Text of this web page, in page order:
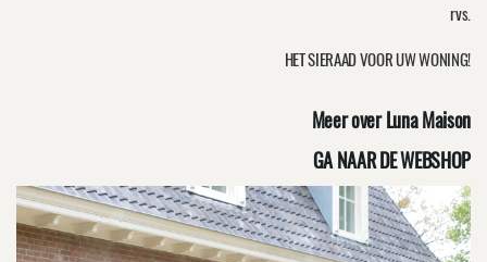
rvs.
HET SIERAAD VOOR UW WONING!
Meer over Luna Maison
GA NAAR DE WEBSHOP